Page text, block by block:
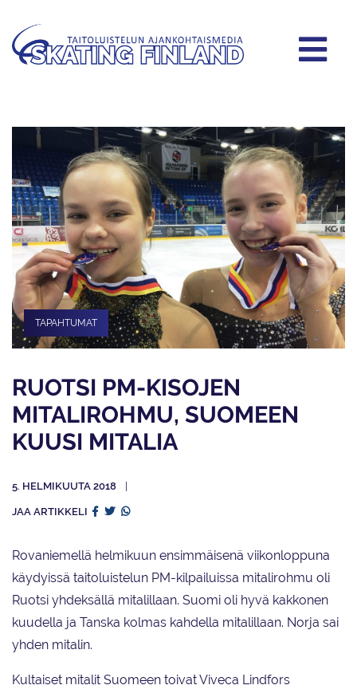
TAPAHTUMAT
RUOTSI PM-KISOJEN
MITALIROHMU, SUOMEEN
KUUSI MITALIA
5. HELMIKUUTA 2018
JAA ARTIKKELI
Rovaniemellä helmikuun ensimmäisenä viikonloppuna
käydyissä taitoluistelun PM-kilpailuissa mitalirohmu oli
Ruotsi yhdeksällä mitalillaan. Suomi oli hyvä kakkonen
kuudella ja Tanska kolmas kahdella mitalillaan. Norja sai
yhden mitalin.
Kultaiset mitalit Suomeen toivat Viveca Lindfors